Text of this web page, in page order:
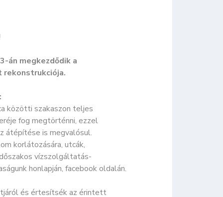
án megkezdődik a
rekonstrukciója.
közötti szakaszon teljes
fog megtörténni, ezzel
átépítése is megvalósul.
korlátozására, utcák,
vízszolgáltatás-
honlapján, facebook oldalán.
és értesítsék az érintett